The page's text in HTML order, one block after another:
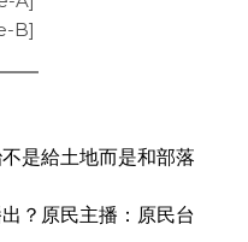
B]
是給土地而是和部落
？原民主播：原民台